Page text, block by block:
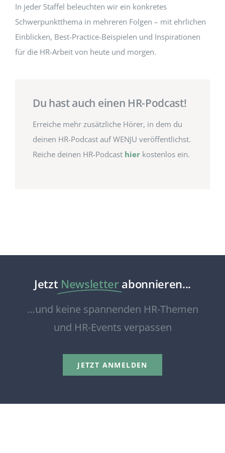
In jeder Staffel beleuchten wir ein konkretes
Schwerpunktthema in mehreren Folgen – mit ehrlichen
Einblicken, Best-Practice-Beispielen und Inspirationen
für die HR-Arbeit von heute und morgen.
Du hast auch einen HR-Podcast!
Erreiche mehr zusätzliche Hörer, in dem du
deinen HR-Podcast auf WENJU veröffentlichst.
Reiche deinen HR-Podcast hierkostenlos ein.
Jetzt Newsletter abonnieren...
…und keine spannenden HR-Themen
und HR-Events verpassen
JETZT ANMELDEN